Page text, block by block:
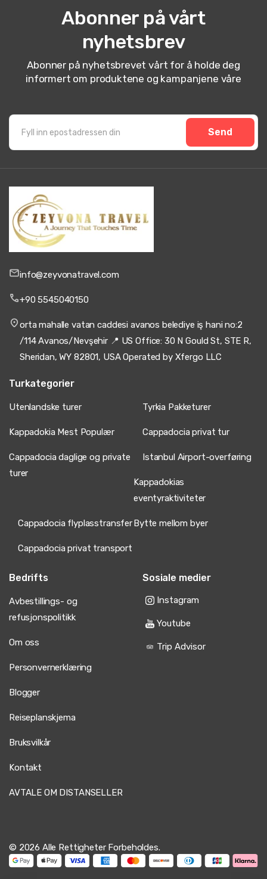
Abonner på vårt
nyhetsbrev
Abonner på nyhetsbrevet vårt for å holde deg
informert om produktene og kampanjene våre
Send
info@zeyvonatravel.com
+90 5545040150
orta mahalle vatan caddesi avanos belediye iş hani no:2
/114 Avanos/Nevşehir 📍 US Office: 30 N Gould St, STE R,
Sheridan, WY 82801, USA Operated by Xfergo LLC
Turkategorier
Utenlandske turer Tyrkia Pakketurer
Kappadokia Mest Populær Cappadocia privat tur
Cappadocia daglige og private
turer
Istanbul Airport-overføring
Kappadokias
eventyraktiviteter
Cappadocia flyplasstransferBytte mellom byer
Cappadocia privat transport
Bedrifts
Avbestillings- og
refusjonspolitikk
Om oss
Personvernerklæring
Blogger
Reiseplanskjema
Bruksvilkår
Kontakt
AVTALE OM DISTANSELLER
Sosiale medier
Instagram
Youtube
Trip Advisor
© 2026 Alle Rettigheter Forbeholdes.